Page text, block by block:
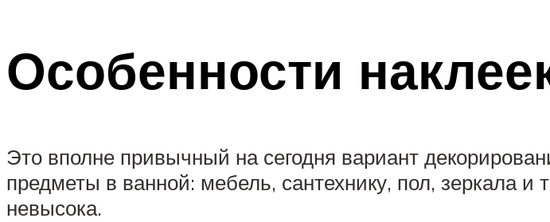
Особенности
Это вполне привычный на сегодня вариант
предметы в ванной: мебель, сантехнику, пол, зеркала и
невысока.